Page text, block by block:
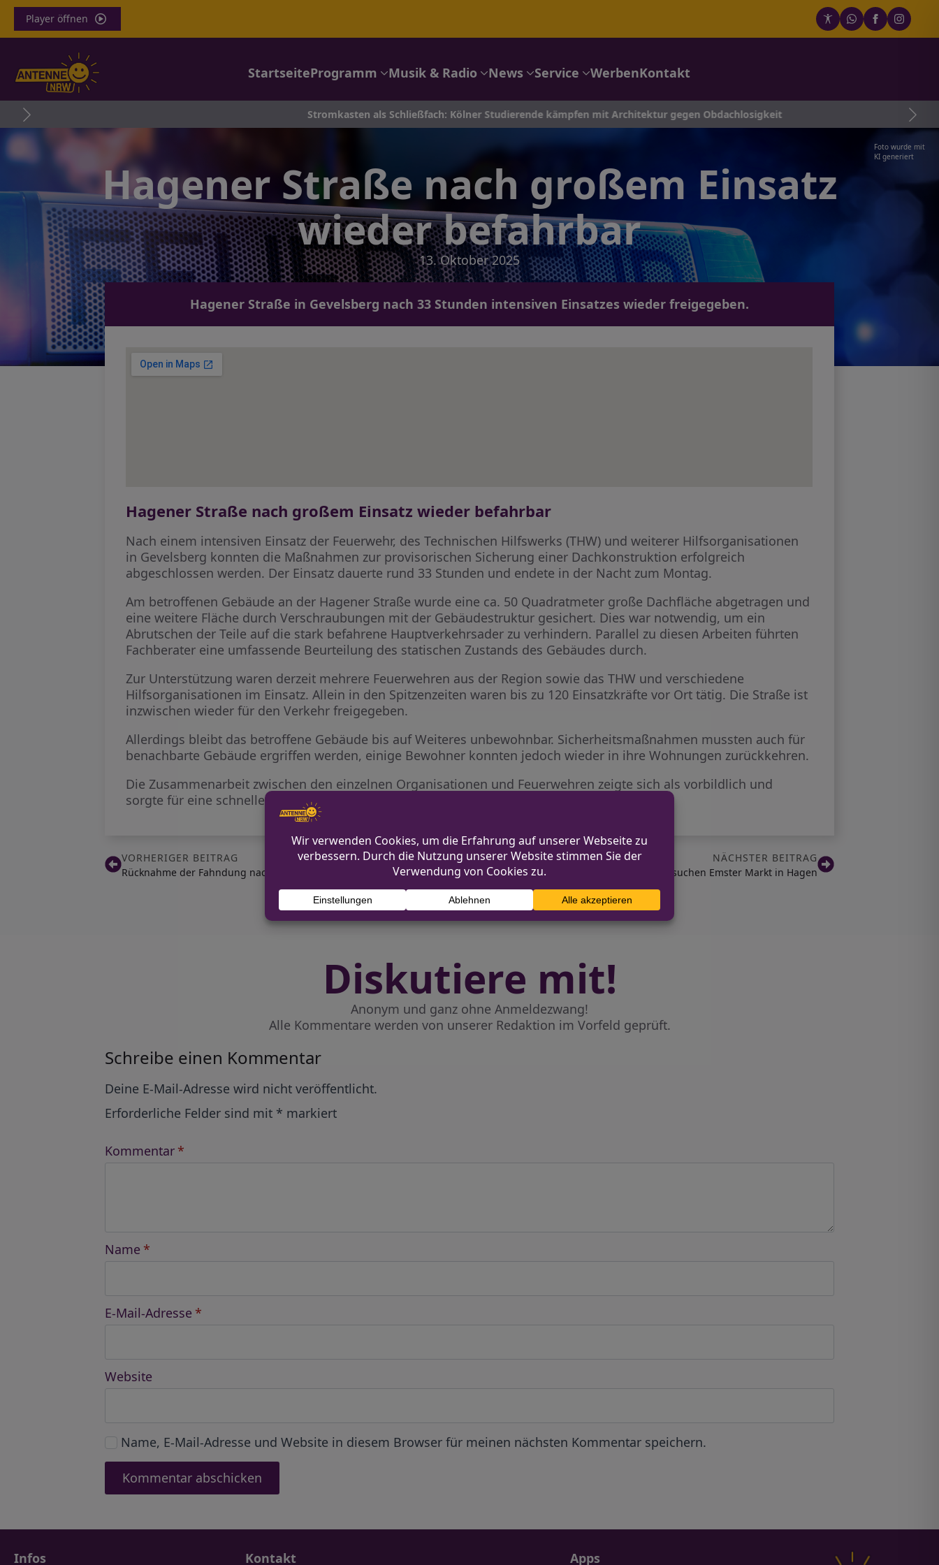
Player öffnen
StartseiteProgramm Musik & Radio News Service WerbenKontakt
Stromkasten als Schließfach: Kölner Studierende kämpfen mit Architektur gegen Obdachlosigkeit
Foto wurde mit
KI generiert
Hagener Straße nach großem Einsatz
wieder befahrbar
13. Oktober 2025
Hagener Straße in Gevelsberg nach 33 Stunden intensiven Einsatzes wieder freigegeben.
Hagener Straße nach großem Einsatz wieder befahrbar
Nach einem intensiven Einsatz der Feuerwehr, des Technischen Hilfswerks (THW) und weiterer Hilfsorganisationen
in Gevelsberg konnten die Maßnahmen zur provisorischen Sicherung einer Dachkonstruktion erfolgreich
abgeschlossen werden. Der Einsatz dauerte rund 33 Stunden und endete in der Nacht zum Montag.
Am betroffenen Gebäude an der Hagener Straße wurde eine ca. 50 Quadratmeter große Dachfläche abgetragen und
eine weitere Fläche durch Verschraubungen mit der Gebäudestruktur gesichert. Dies war notwendig, um ein
Abrutschen der Teile auf die stark befahrene Hauptverkehrsader zu verhindern. Parallel zu diesen Arbeiten führten
Fachberater eine umfassende Beurteilung des statischen Zustands des Gebäudes durch.
Zur Unterstützung waren derzeit mehrere Feuerwehren aus der Region sowie das THW und verschiedene
Hilfsorganisationen im Einsatz. Allein in den Spitzenzeiten waren bis zu 120 Einsatzkräfte vor Ort tätig. Die Straße ist
inzwischen wieder für den Verkehr freigegeben.
Allerdings bleibt das betroffene Gebäude bis auf Weiteres unbewohnbar. Sicherheitsmaßnahmen mussten auch für
benachbarte Gebäude ergriffen werden, einige Bewohner konnten jedoch wieder in ihre Wohnungen zurückkehren.
Die Zusammenarbeit zwischen den einzelnen Organisationen und Feuerwehren zeigte sich als vorbildlich und
sorgte für eine schnelle und effektive Hilfe.
VORHERIGER BEITRAG
Rücknahme der Fahndung nach vermisster 12-Jähriger
NÄCHSTER BEITRAG
Verkehrssicherheitsberater besuchen Emster Markt in Hagen
Diskutiere mit!
Anonym und ganz ohne Anmeldezwang!
Alle Kommentare werden von unserer Redaktion im Vorfeld geprüft.
Schreibe einen Kommentar
Deine E-Mail-Adresse wird nicht veröffentlicht.
Erforderliche Felder sind mit * markiert
Kommentar *
Name *
E-Mail-Adresse *
Website
Name, E-Mail-Adresse und Website in diesem Browser für meinen nächsten Kommentar speichern.
Infos Kontakt Apps